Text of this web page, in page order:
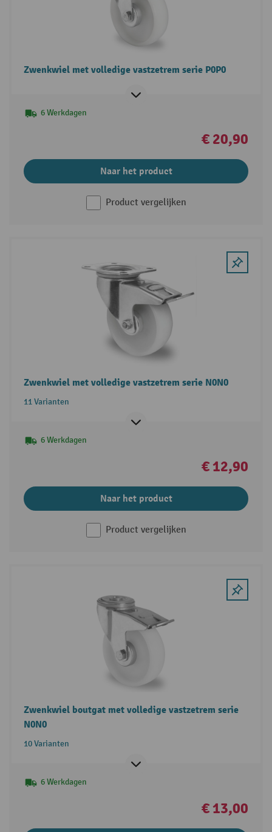
Zwenkwiel met volledige vastzetrem serie P0P0
6 Werkdagen
€ 20,90
Naar het product
Product vergelijken
Zwenkwiel met volledige vastzetrem serie N0N0
11 Varianten
6 Werkdagen
€ 12,90
Naar het product
Product vergelijken
Zwenkwiel boutgat met volledige vastzetrem serie
N0N0
10 Varianten
6 Werkdagen
€ 13,00